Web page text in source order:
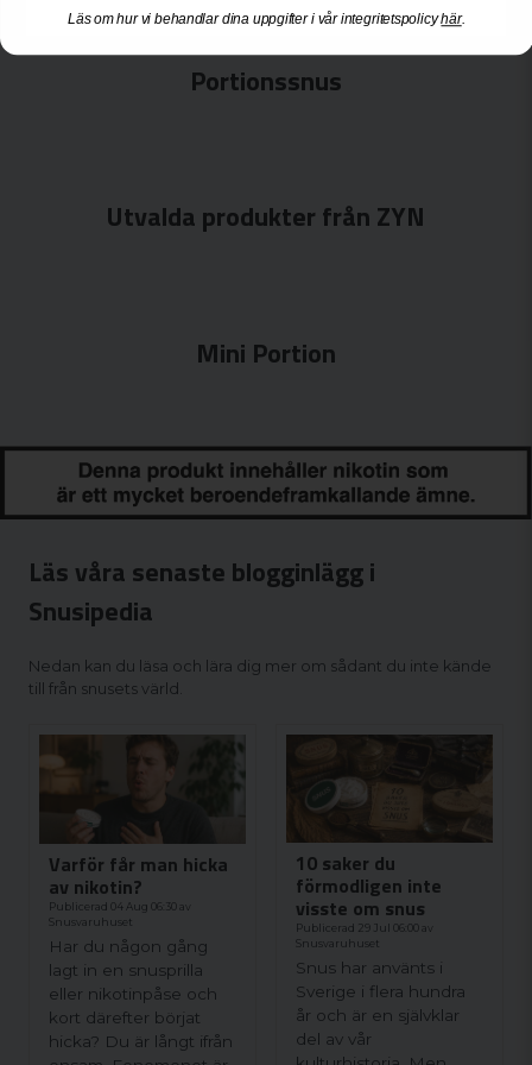
Portionssnus
Utvalda produkter från ZYN
Mini Portion
Läs våra senaste blogginlägg i
Snusipedia
Nedan kan du läsa och lära dig mer om sådant du inte kände
till från snusets värld.
Varför får man hicka
av nikotin?
Publicerad 04 Aug 06:30 av
Snusvaruhuset
Har du någon gång
lagt in en snusprilla
eller nikotinpåse och
kort därefter börjat
hicka? Du är långt ifrån
10 saker du
förmodligen inte
visste om snus
Publicerad 29 Jul 06:00 av
Snusvaruhuset
Snus har använts i
Sverige i flera hundra
år och är en självklar
del av vår
Läs om hur vi behandlar dina uppgifter i vår integritetspolicyhär.